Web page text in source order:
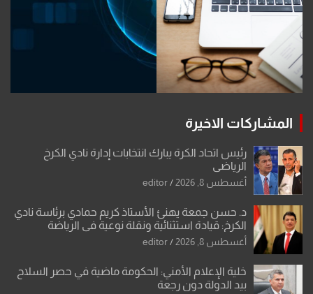
المشاركات الاخيرة
رئيس اتحاد الكرة يبارك انتخابات إدارة نادي الكرخ
الرياضي
أغسطس 8, 2026 editor
د. حسن جمعة يهنئ الأستاذ كريم حمادي برئاسة نادي
الكرخ: قيادة استثنائية ونقلة نوعية في الرياضة
العراقية
أغسطس 8, 2026 editor
خلية الإعلام الأمني: الحكومة ماضية في حصر السلاح
بيد الدولة دون رجعة